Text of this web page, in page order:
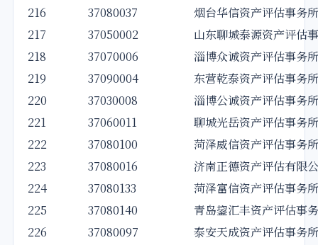
216
37080037
烟台华信资产评估事务所
217
37050002
山东聊城泰源资产评估
218
37070006
淄博众诚资产评估事务所
219
37090004
东营乾泰资产评估事务所
220
37030008
淄博公诚资产评估事务所
221
37060011
聊城光岳资产评估事务所
222
37080100
菏泽威信资产评估事务所
223
37080016
济南正德资产评估有限
224
37080133
菏泽富信资产评估事务所
225
37080140
青岛鋆汇丰资产评估事
226
37080097
泰安天成资产评估事务所